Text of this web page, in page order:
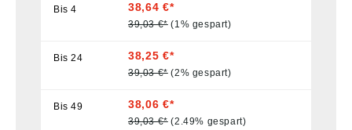
Bis4 38,64 €*
39,03 €* (1% gespart)
Bis24 38,25 €*
39,03 €* (2% gespart)
Bis49 38,06 €*
39,03 €* (2.49% gespart)